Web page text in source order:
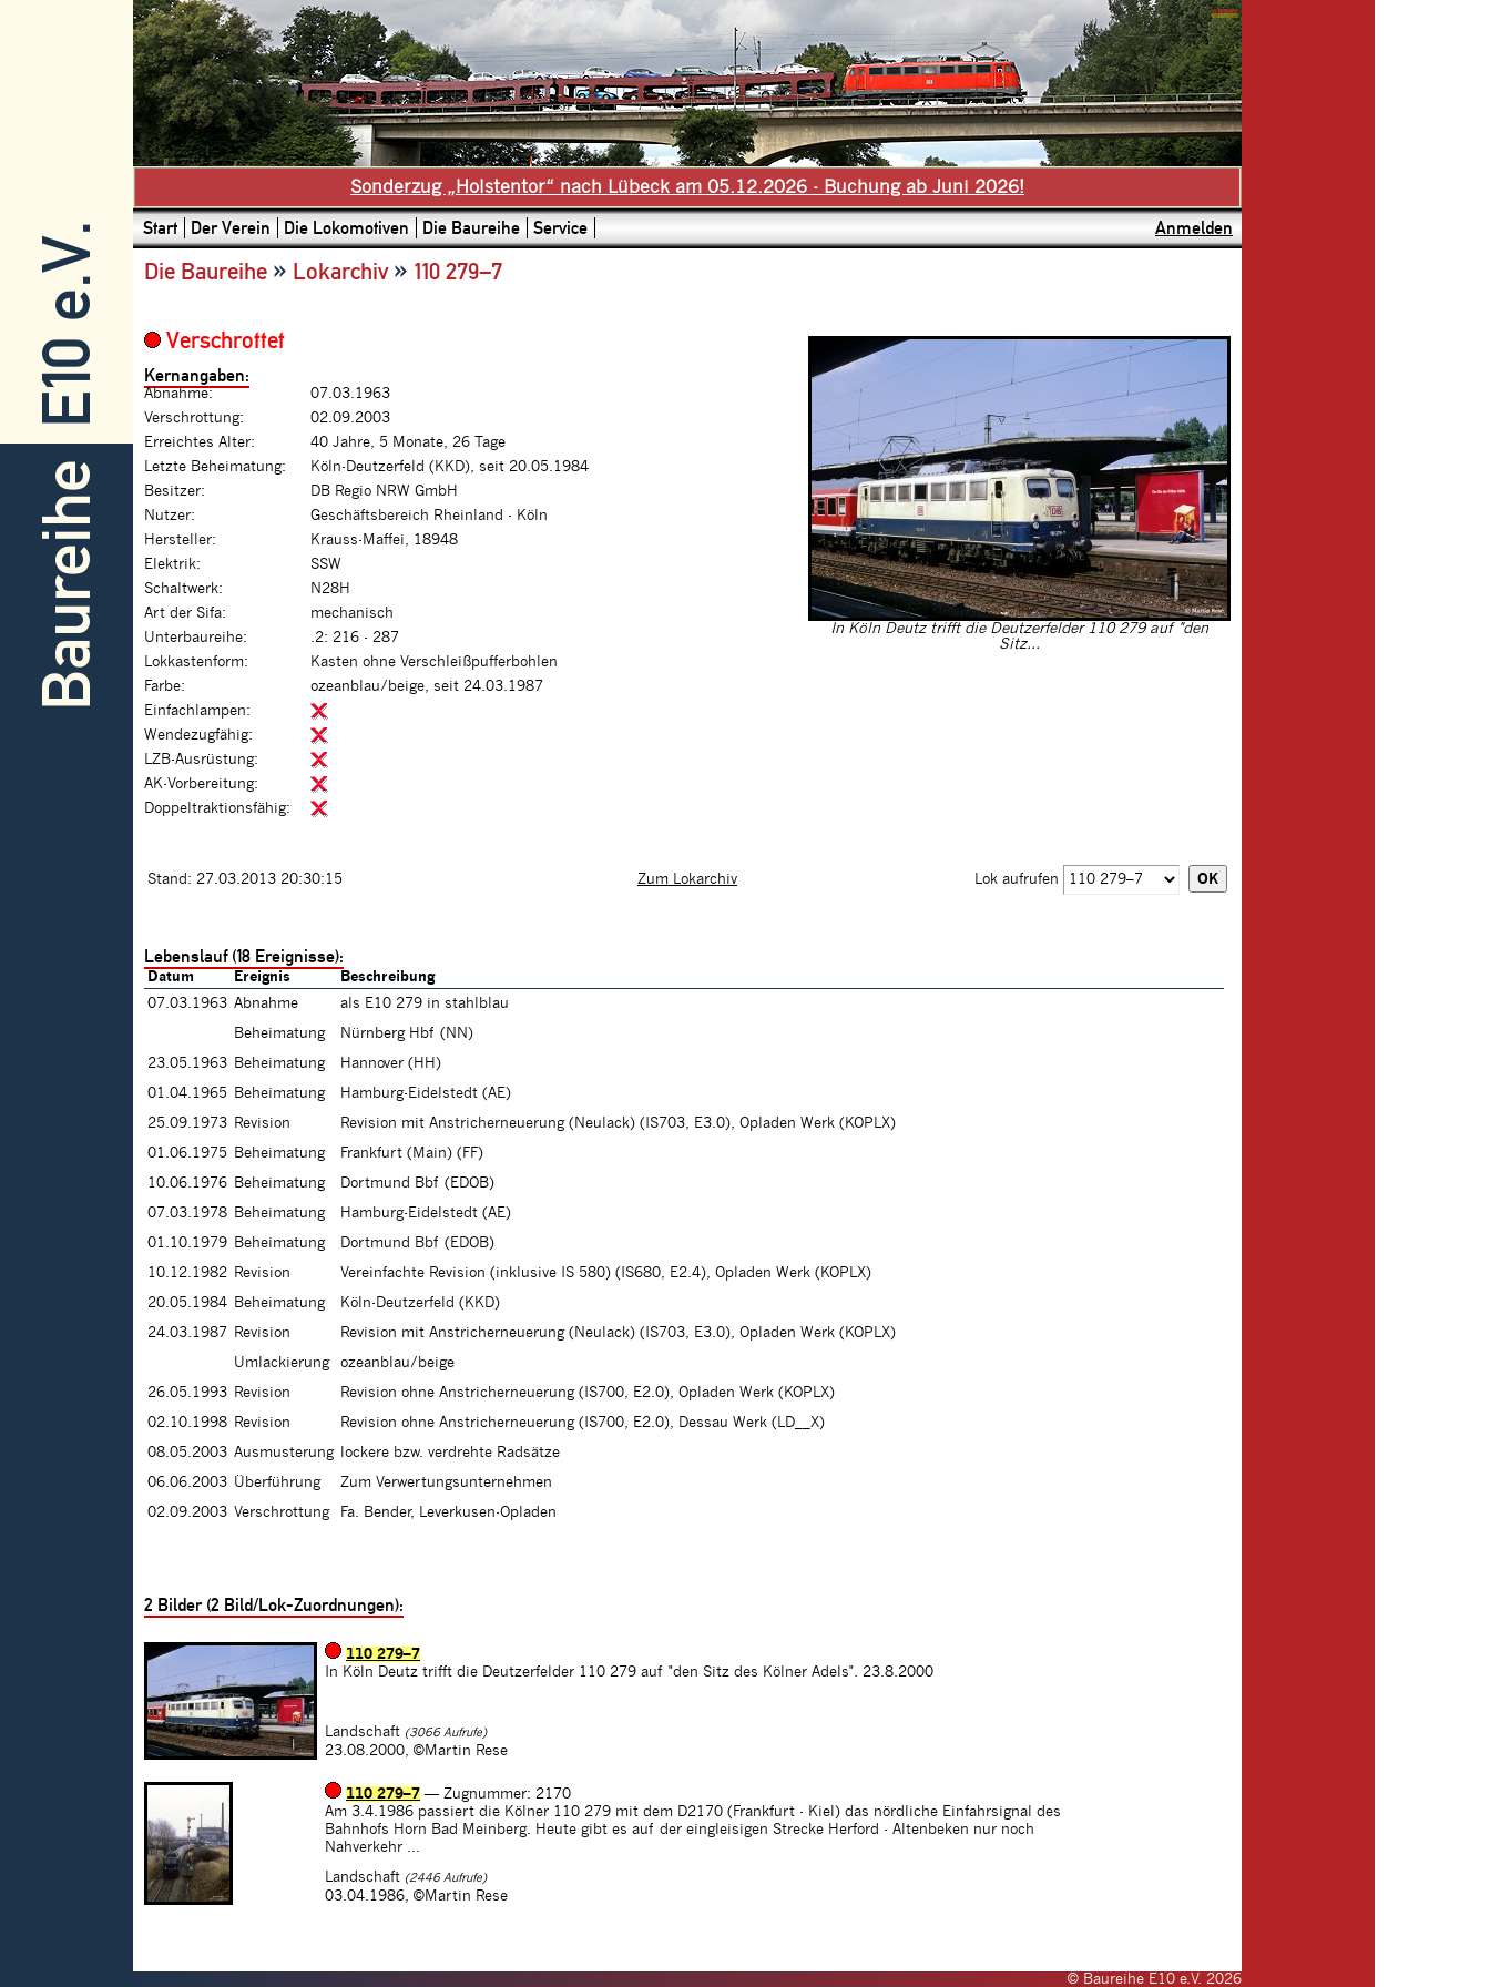
E10 e.V.
Baureihe
Sonderzug „Holstentor“ nach Lübeck am 05.12.2026 - Buchung ab Juni 2026!
Start Der Verein Die Lokomotiven Die Baureihe Service Anmelden
Die Baureihe » Lokarchiv» 110 279–7
In Köln Deutz trifft die Deutzerfelder 110 279 auf "den
Sitz...
Verschrottet
Kernangaben:
Abnahme:
07.03.1963
Verschrottung:
02.09.2003
Erreichtes Alter:
40 Jahre, 5 Monate, 26 Tage
Letzte Beheimatung:
Köln-Deutzerfeld (KKD), seit 20.05.1984
Besitzer:
DB Regio NRW GmbH
Nutzer:
Geschäftsbereich Rheinland - Köln
Hersteller:
Krauss-Maffei, 18948
Elektrik:
SSW
Schaltwerk:
N28H
Art der Sifa:
mechanisch
Unterbaureihe:
.2: 216 - 287
Lokkastenform:
Kasten ohne Verschleißpufferbohlen
Farbe:
ozeanblau/beige, seit 24.03.1987
Einfachlampen:
Wendezugfähig:
LZB-Ausrüstung:
AK-Vorbereitung:
Doppeltraktionsfähig:
Stand: 27.03.2013 20:30:15 Zum Lokarchiv Lok aufrufen
Lebenslauf (18 Ereignisse):
Datum Ereignis
Beschreibung
07.03.1963 Abnahme
als E10 279 in stahlblau
Beheimatung
Nürnberg Hbf (NN)
23.05.1963 Beheimatung
Hannover (HH)
01.04.1965 Beheimatung
Hamburg-Eidelstedt (AE)
25.09.1973 Revision
Revision mit Anstricherneuerung (Neulack) (IS703, E3.0), Opladen Werk (KOPLX)
01.06.1975 Beheimatung
Frankfurt (Main) (FF)
10.06.1976 Beheimatung
Dortmund Bbf (EDOB)
07.03.1978 Beheimatung
Hamburg-Eidelstedt (AE)
01.10.1979 Beheimatung
Dortmund Bbf (EDOB)
10.12.1982 Revision
Vereinfachte Revision (inklusive IS 580) (IS680, E2.4), Opladen Werk (KOPLX)
20.05.1984 Beheimatung
Köln-Deutzerfeld (KKD)
24.03.1987
Revision
Revision mit Anstricherneuerung (Neulack) (IS703, E3.0), Opladen Werk (KOPLX)
Umlackierung
ozeanblau/beige
26.05.1993 Revision
Revision ohne Anstricherneuerung (IS700, E2.0), Opladen Werk (KOPLX)
02.10.1998 Revision
Revision ohne Anstricherneuerung (IS700, E2.0), Dessau Werk (LD__X)
08.05.2003 Ausmusterung
lockere bzw. verdrehte Radsätze
06.06.2003 Überführung
Zum Verwertungsunternehmen
02.09.2003 Verschrottung Fa. Bender, Leverkusen-Opladen
2 Bilder (2 Bild/Lok-Zuordnungen):
110 279–7
In Köln Deutz trifft die Deutzerfelder 110 279 auf "den Sitz des Kölner Adels". 23.8.2000
Landschaft (3066 Aufrufe)
23.08.2000, ©Martin Rese
110 279–7 — Zugnummer: 2170
Am 3.4.1986 passiert die Kölner 110 279 mit dem D2170 (Frankfurt - Kiel) das nördliche Einfahrsignal des
Bahnhofs Horn Bad Meinberg. Heute gibt es auf der eingleisigen Strecke Herford - Altenbeken nur noch
Nahverkehr ...
Landschaft (2446 Aufrufe)
03.04.1986, ©Martin Rese
© Baureihe E10 e.V. 2026